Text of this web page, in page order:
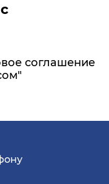
соглашение